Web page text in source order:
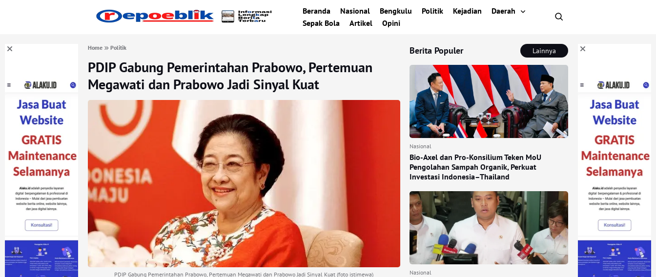
Beranda Nasional Bengkulu Politik Kejadian
Daerah
Sepak Bola
Artikel Opini
Home Politik
PDIP Gabung Pemerintahan Prabowo, Pertemuan
Megawati dan Prabowo Jadi Sinyal Kuat
PDIP Gabung Pemerintahan Prabowo, Pertemuan Megawati dan Prabowo Jadi Sinyal Kuat (foto istimewa)
Berita Populer Lainnya
Nasional
Bio-Axel dan Pro-Konsilium Teken MoU
Pengolahan Sampah Organik, Perkuat
Investasi Indonesia–Thailand
Nasional